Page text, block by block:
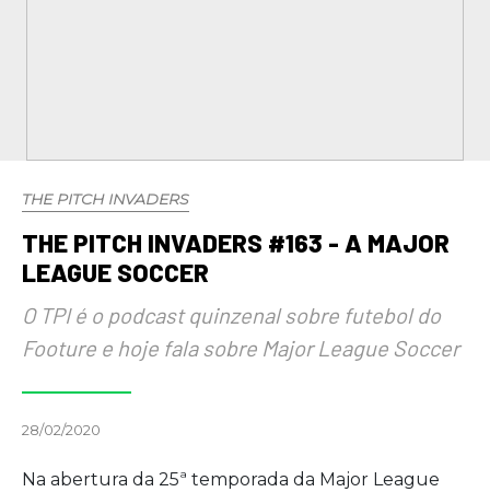
THE PITCH INVADERS
THE PITCH INVADERS #163 - A MAJOR
LEAGUE SOCCER
O TPI é o podcast quinzenal sobre futebol do
Footure e hoje fala sobre Major League Soccer
28/02/2020
Na abertura da 25ª temporada da Major League